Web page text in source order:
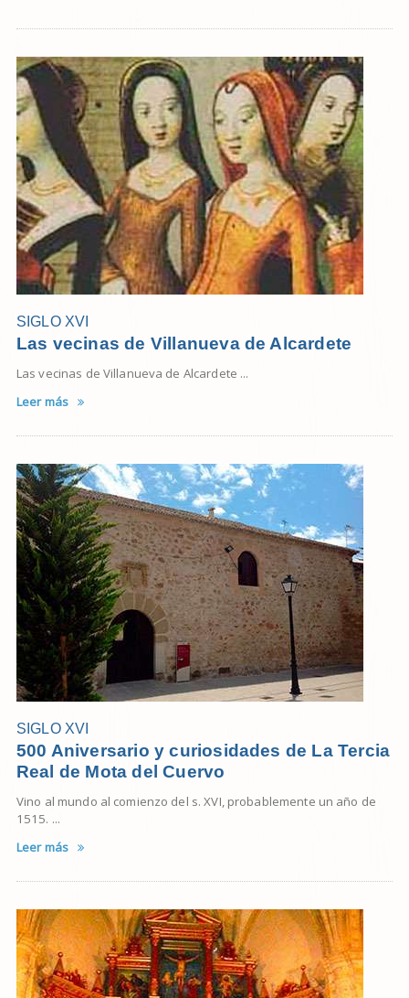
SIGLO XVI
Las vecinas de Villanueva de Alcardete
Las vecinas de Villanueva de Alcardete ...
Leer más
SIGLO XVI
500 Aniversario y curiosidades de La Tercia
Real de Mota del Cuervo
Vino al mundo al comienzo del s. XVI, probablemente un año de
1515. ...
Leer más